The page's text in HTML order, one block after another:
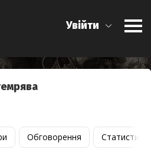
Увійти
Обговорення Статистика